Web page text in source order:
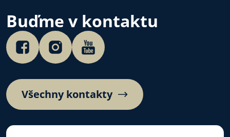
Buďme v kontaktu
Všechny kontakty